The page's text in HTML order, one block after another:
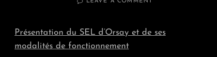
RÉUNION
Présentation du SEL d’Orsay et de ses
modalités de fonctionnement